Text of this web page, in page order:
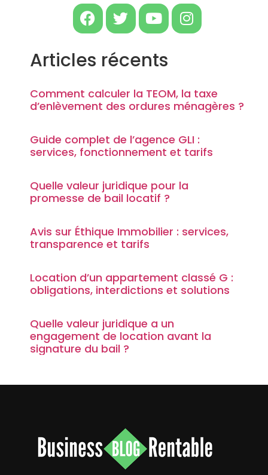
Articles récents
Comment calculer la TEOM, la taxe
d’enlèvement des ordures ménagères ?
Guide complet de l’agence GLI :
services, fonctionnement et tarifs
Quelle valeur juridique pour la
promesse de bail locatif ?
Avis sur Éthique Immobilier : services,
transparence et tarifs
Location d’un appartement classé G :
obligations, interdictions et solutions
Quelle valeur juridique a un
engagement de location avant la
signature du bail ?